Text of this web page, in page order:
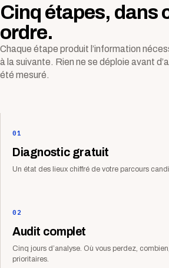
Cinq étapes, dans
ordre.
Chaque étape produit l’information
à la suivante. Rien ne se déploie avant
été mesuré.
01
Diagnostic gratuit
Un état des lieux chiffré de votre parcours
02
Audit complet
Cinq jours d’analyse. Où vous perdez,
prioritaires.